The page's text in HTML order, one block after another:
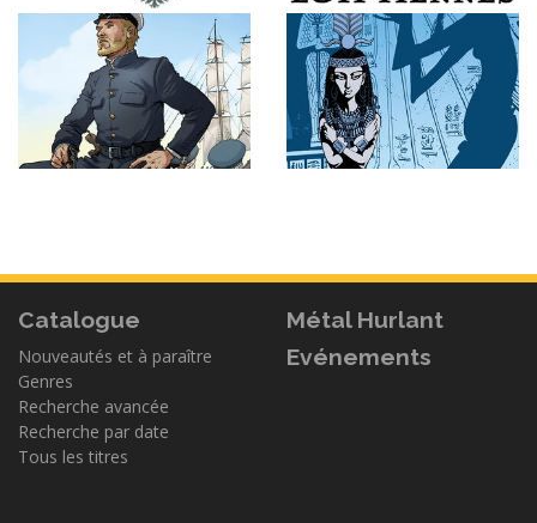
Catalogue
Nouveautés et à paraître
Genres
Recherche avancée
Recherche par date
Tous les titres
Métal Hurlant
Evénements